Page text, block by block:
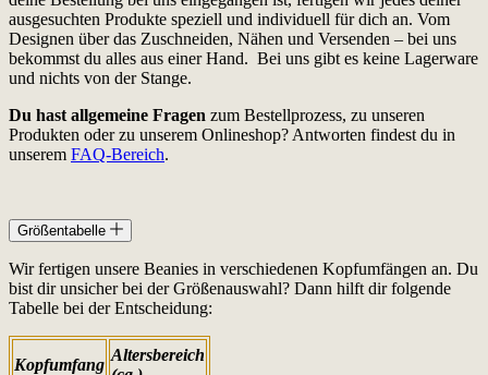
ausgesuchten Produkte speziell und individuell für dich an. Vom
Designen über das Zuschneiden, Nähen und Versenden – bei uns
bekommst du alles aus einer Hand. Bei uns gibt es keine Lagerware
und nichts von der Stange.
Du hast allgemeine Fragen zum Bestellprozess, zu unseren
Produkten oder zu unserem Onlineshop? Antworten findest du in
unserem FAQ-Bereich.
Größentabelle
Wir fertigen unsere Beanies in verschiedenen Kopfumfängen an. Du
bist dir unsicher bei der Größenauswahl? Dann hilft dir folgende
Tabelle bei der Entscheidung:
Kopfumfang
Altersbereich